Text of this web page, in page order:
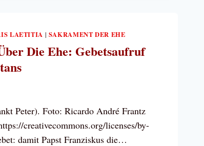
LAETITIA | SAKRAMENT DER EHE
Die Ehe: Gebetsaufruf
Peter). Foto: Ricardo André Frantz
creativecommons.org/licenses/by-
damit Papst Franziskus die…